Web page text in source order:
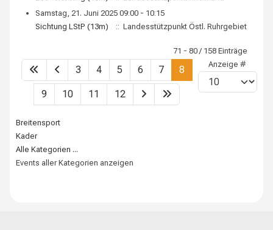
Samstag, 21. Juni 2025 09:00 - 10:15
Sichtung LStP (13m)
:: Landesstützpunkt Östl. Ruhrgebiet
71 - 80 / 158 Einträge
Anzeige #
3 4 5 6 7 8
9 10 11 12
Breitensport
Kader
Alle Kategorien ...
Events aller Kategorien anzeigen